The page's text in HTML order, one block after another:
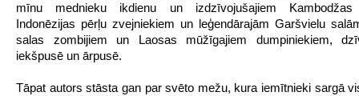
mīnu mednieku ikdienu un izdzīvojušajiem Kambodžas
Indonēzijas pērļu zvejniekiem un leģendārajām Garšvielu
salas zombijiem un Laosas mūžīgajiem dumpiniekiem,
iekšpusē un ārpusē.
Tāpat autors stāsta gan par svēto mežu, kura iemītnieki sargā